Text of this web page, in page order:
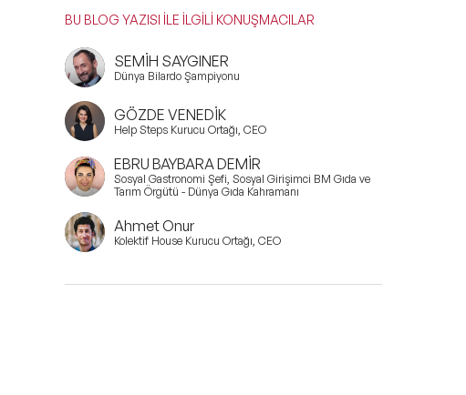
BU BLOG YAZISI İLE İLGİLİ KONUŞMACILAR
SEMİH SAYGINER
Dünya Bilardo Şampiyonu
GÖZDE VENEDİK
Help Steps Kurucu Ortağı, CEO
EBRU BAYBARA DEMİR
Sosyal Gastronomi Şefi, Sosyal Girişimci BM Gıda ve
Tarım Örgütü - Dünya Gıda Kahramanı
Ahmet Onur
Kolektif House Kurucu Ortağı, CEO